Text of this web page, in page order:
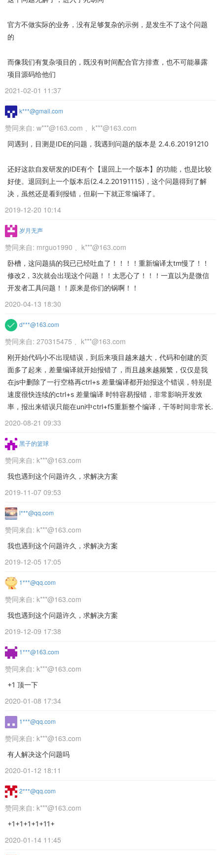
官方不做实际的业务，没有足够复杂的示例，是发生不了这个问题
的
而像我们有复杂项目的，既没有时间配合官方排查，也不可能暴露
项目源码给他们
2021-02-01 11:37
k***@gmail.com
赞同来自: w***@163.com k***@163.com
同遇到，目测是IDE的问题，我遇到问题的版本是 2.4.6.20191210
还好这款自发研发的IDE有个【退回上一个版本】的功能，也是比较
好使。退回到上一个版本后(2.4.2.20191115)，这个问题得到了解
决，虽然还是看到报错，但刷一下就正常编译了。
2019-12-20 10:14
岁月无声
赞同来自: mrguo1990 k***@163.com
卧槽，这问题搞的我已已经吐血了！！！！重新编译太tm慢了！！
修改2，3次就会出现这个问题！！太恶心了！！！一直以为是微信
开发者工具问题！！原来是你们的锅啊！！
2020-04-13 18:30
d***@163.com
赞同来自: 270315475 k***@163.com
刚开始代码小不出现错误，到后来项目越来越大，代码和创建的页
面多了起来，差量编译就开始报错了，而且越来越频繁，仅仅是我
在js中删除了一行空格再ctrl+s 差量编译都开始报这个错误，特别是
速度很快连续的ctrl+s 差量编译 时特容易报错，非常影响开发效
率，报出来错误只能在uni中ctrl+f5重新整个编译，干等时间非常长.
2020-08-21 09:33
黑子的篮球
赞同来自: k***@163.com
我也遇到这个问题许久，求解决方案
2019-11-07 09:53
l***@qq.com
赞同来自: k***@163.com
我也遇到这个问题许久，求解决方案
2019-12-05 17:05
1***@qq.com
赞同来自: k***@163.com
我也遇到这个问题许久，求解决方案
2019-12-09 17:38
1***@163.com
赞同来自: k***@163.com
+1 顶一下
2020-01-08 17:34
1***@qq.com
赞同来自: k***@163.com
有人解决这个问题吗
2020-01-12 18:11
2***@qq.com
赞同来自: k***@163.com
+1+1+1+1+11+
2020-01-14 11:45